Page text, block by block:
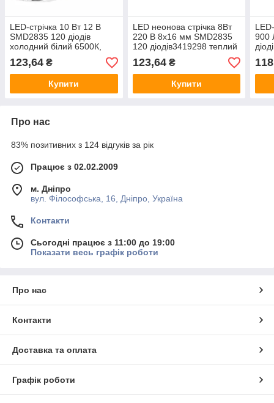
LED-стрічка 10 Вт 12 В
SMD2835 120 діодів
холодний білий 6500К,
серія Architect, гарантія 3
роки
123,64 ₴
Купити
LED неонова стрічка 8Вт
220 В 8х16 мм SMD2835
120 діодів3419298 теплий
білий 3000K, серія Neon,
гарантія 3 роки
123,64₴
Купити
900
роки
Про нас
83% позитивних з 124 відгуків за рік
Працює з 02.02.2009
м. Дніпро
вул. Філософська, 16, Дніпро, Україна
Контакти
Сьогодні працює з 11:00 до 19:00
Показати весь графік роботи
Про нас
Контакти
Доставка та оплата
Графік роботи